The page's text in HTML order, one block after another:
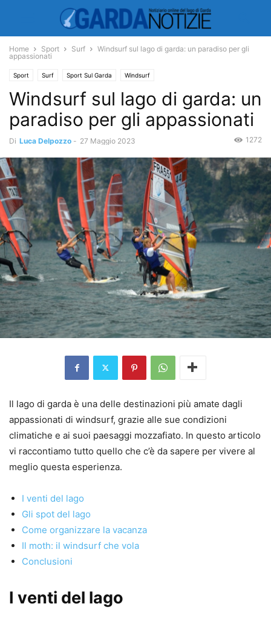
Home Sport Surf
Windsurf sul lago di garda: un paradiso per gli
appassionati
Sport Surf Sport Sul Garda Windsurf
Windsurf sul lago di garda: un
paradiso per gli appassionati
Di Luca Delpozzo - 27 Maggio 2023 1272
Il lago di garda è una delle destinazioni più amate dagli
appassionati di windsurf, grazie alle sue condizioni
climatiche e ai suoi paesaggi mozzafiato. In questo articolo
vi raccontiamo tutto quello che c’è da sapere per vivere al
meglio questa esperienza.
I venti del lago
Gli spot del lago
Come organizzare la vacanza
Il moth: il windsurf che vola
Conclusioni
I venti del lago